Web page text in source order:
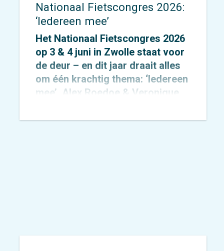
Nationaal Fietscongres 2026:
‘Iedereen mee’
Het Nationaal Fietscongres 2026
op 3 & 4 juni in Zwolle staat voor
de deur – en dit jaar draait alles
om één krachtig thema: ‘Iedereen
mee’. Alex Roedoe & Veronique
tijdens het congres en Otto